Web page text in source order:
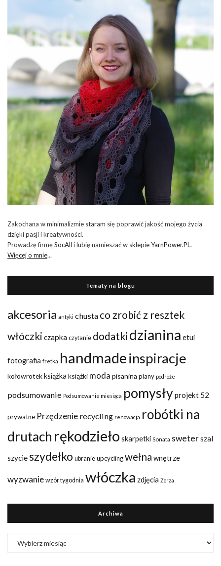
Zakochana w minimalizmie staram się poprawić jakość mojego życia
dzięki pasji i kreatywności.
Prowadzę firmęSocAll i lubię namieszać w sklepieYarnPower.PL.
Więcej o mnie...
Tematy na blogu
akcesoria antyki chusta co zrobić z resztek
włóczki czapka czytanie dodatki dzianina etui
fotografia fretka handmadeinspiracje
kołowrotekksiążka książki moda pisanina plany podróże
podsumowanie Podsumowanie miesiąca pomysłyprojekt 52
prywatne Przędzenie recycling renowacja robótki na
drutach rękodzieło skarpetki Sonata sweterszal
szycieszydełko ubranie upcyclingwełna wnętrze
wyzwanie wzór tygodnia włóczka zdjęcia Zorza
Archiwa